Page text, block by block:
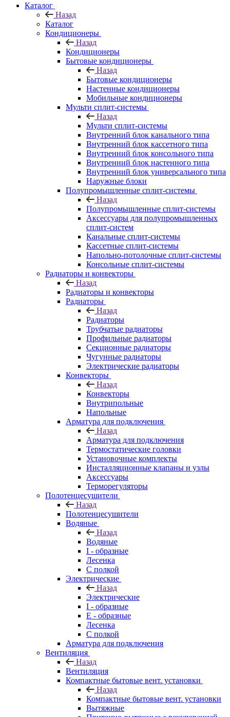
Каталог
Назад
Каталог
Кондиционеры
Назад
Кондиционеры
Бытовые кондиционеры
Назад
Бытовые кондиционеры
Настенные кондиционеры
Мобильные кондиционеры
Мульти сплит-системы
Назад
Мульти сплит-системы
Внутренний блок канального типа
Внутренний блок кассетного типа
Внутренний блок консольного типа
Внутренний блок настенного типа
Внутренний блок универсального типа
Наружные блоки
Полупромышленные сплит-системы
Назад
Полупромышленные сплит-системы
Аксессуары для полупромышленных
сплит-систем
Канальные сплит-системы
Кассетные сплит-системы
Напольно-потолочные сплит-системы
Консольные сплит-системы
Радиаторы и конвекторы
Назад
Радиаторы и конвекторы
Радиаторы
Назад
Радиаторы
Трубчатые радиаторы
Профильные радиаторы
Секционные радиаторы
Чугунные радиаторы
Электрические радиаторы
Конвекторы
Назад
Конвекторы
Внутрипольные
Напольные
Арматура для подключения
Назад
Арматура для подключения
Термостатические головки
Установочные комплекты
Инсталляционные клапаны и узлы
Аксессуары
Терморегуляторы
Полотенцесушители
Назад
Полотенцесушители
Водяные
Назад
Водяные
I - образные
Лесенка
С полкой
Электрические
Назад
Электрические
I - образные
E - образные
Лесенка
С полкой
Арматура для подключения
Вентиляция
Назад
Вентиляция
Компактные бытовые вент. установки
Назад
Компактные бытовые вент. установки
Вытяжные